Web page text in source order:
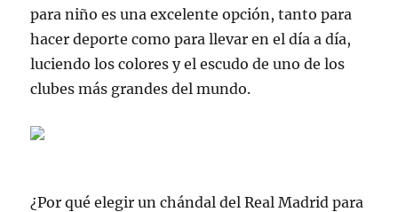
para niño es una excelente opción, tanto para
hacer deporte como para llevar en el día a día,
luciendo los colores y el escudo de uno de los
clubes más grandes del mundo.
¿Por qué elegir un chándal del Real Madrid para